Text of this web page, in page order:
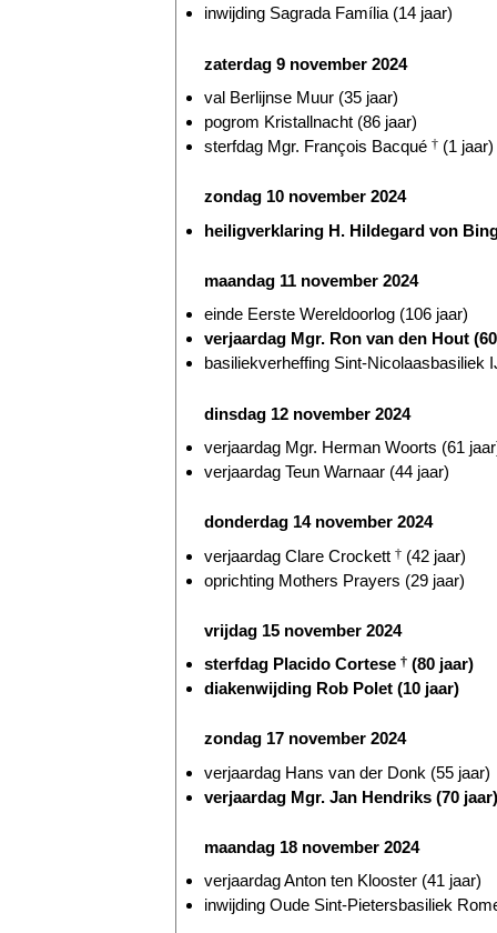
inwijding Sagrada Família (14 jaar)
zaterdag 9 november 2024
val Berlijnse Muur (35 jaar)
pogrom Kristallnacht (86 jaar)
sterfdag Mgr. François Bacqué † (1 jaar)
zondag 10 november 2024
heiligverklaring H. Hildegard von
maandag 11 november 2024
einde Eerste Wereldoorlog (106 jaar)
verjaardag Mgr. Ron van den Hout
basiliekverheffing Sint-Nicolaasbasiliek
dinsdag 12 november 2024
verjaardag Mgr. Herman Woorts (61
verjaardag Teun Warnaar (44 jaar)
donderdag 14 november 2024
verjaardag Clare Crockett † (42 jaar)
oprichting Mothers Prayers (29 jaar)
vrijdag 15 november 2024
sterfdag Placido Cortese † (80 jaar)
diakenwijding Rob Polet (10 jaar)
zondag 17 november 2024
verjaardag Hans van der Donk (55 jaar)
verjaardag Mgr. Jan Hendriks (70 jaar)
maandag 18 november 2024
verjaardag Anton ten Klooster (41 jaar)
inwijding Oude Sint-Pietersbasiliek